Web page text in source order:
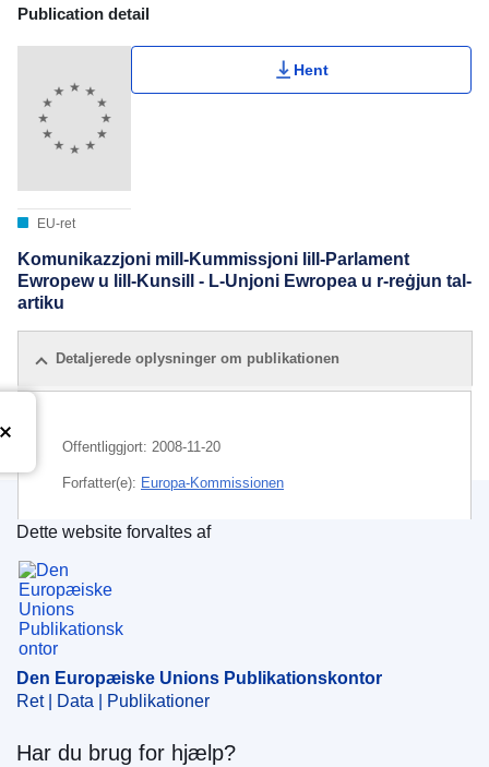
Publication Detail Actions Portlet
Publication detail
EU-ret
Hent
Komunikazzjoni mill-Kummissjoni lill-Parlament
Ewropew u lill-Kunsill - L-Unjoni Ewropea u r-reġjun tal-
artiku
Detaljerede oplysninger om publikationen
Offentliggjort: 2008-11-20
Forfatter(e): Europa-Kommissionen
Emne:Arktis,miljøbeskyttelse
CELEX : 52008DC0763
Den Europæiske Unions Publikationskontor
Dette website forvaltes af
Den Europæiske Unions Publikationskontor
Ret | Data | Publikationer
Har du brug for hjælp?